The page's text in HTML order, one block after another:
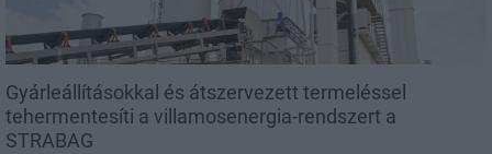
Gyárleállításokkal és átszervezett termeléssel
tehermentesíti a villamosenergia-rendszert a
STRABAG